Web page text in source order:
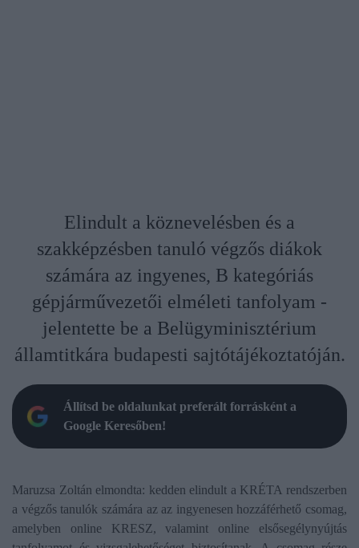
Elindult a köznevelésben és a
szakképzésben tanuló végzős diákok
számára az ingyenes, B kategóriás
gépjárművezetői elméleti tanfolyam -
jelentette be a Belügyminisztérium
államtitkára budapesti sajtótájékoztatóján.
Állítsd be oldalunkat preferált forrásként a
Google Keresőben!
Maruzsa Zoltán elmondta: kedden elindult a KRÉTA rendszerben
a végzős tanulók számára az az ingyenesen hozzáférhető csomag,
amelyben online KRESZ, valamint online elsősegélynyújtás